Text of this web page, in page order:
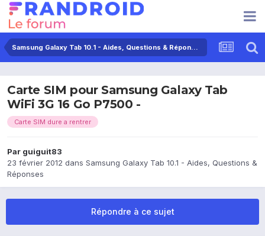
Samsung Galaxy Tab 10.1 - Aides, Questions & Réponses
Carte SIM pour Samsung Galaxy Tab
WiFi 3G 16 Go P7500 -
Carte SIM dure a rentrer
Par guiguit83
23 février 2012 dans Samsung Galaxy Tab 10.1 - Aides, Questions &
Réponses
Répondre à ce sujet